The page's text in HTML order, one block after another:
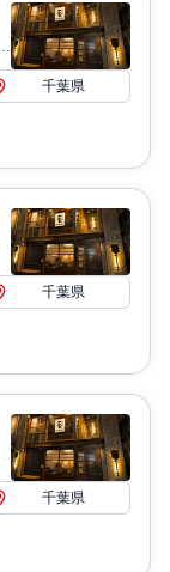
千葉県
千葉県
千葉県